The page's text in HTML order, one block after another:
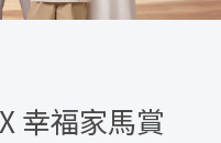
幸福家馬賞